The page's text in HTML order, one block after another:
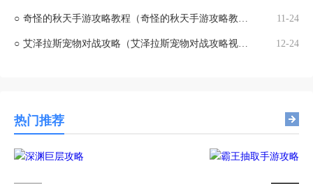
○ 奇怪的秋天手游攻略教程（奇怪的秋天手游攻略教程视频） 11-24
○ 艾泽拉斯宠物对战攻略（艾泽拉斯宠物对战攻略视频） 12-24
热门推荐